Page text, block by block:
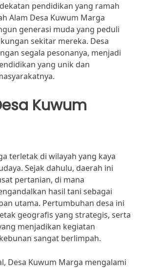
pendidikan yang ramah
Alam Desa Kuwum Marga
generasi muda yang peduli
sekitar mereka. Desa
segala pesonanya, menjadi
yang unik dan
Kuwum
terletak di wilayah yang kaya
Sejak dahulu, daerah ini
pertanian, di mana
hasil tani sebagai
utama. Pertumbuhan desa ini
geografis yang strategis, serta
menjadikan kegiatan
sangat berlimpah.
Desa Kuwum Marga mengalami